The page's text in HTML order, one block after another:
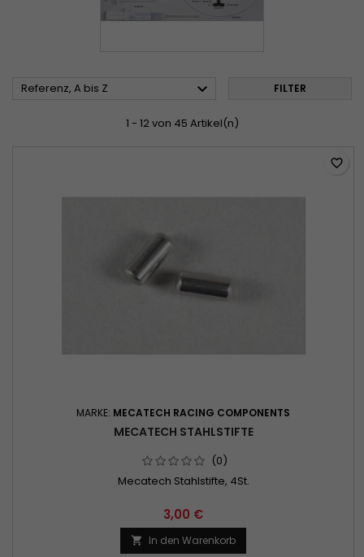
Referenz, A bis Z  FILTER
1 - 12 von 45 Artikel(n)
MARKE: MECATECH RACING COMPONENTS
MECATECH STAHLSTIFTE
(0)
Mecatech Stahlstifte, 4St.
3,00 €
 In den Warenkorb
favorite_border